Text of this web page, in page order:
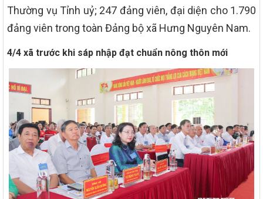
Thường vụ Tỉnh uỷ; 247 đảng viên, đại diện cho 1.790
đảng viên trong toàn Đảng bộ xã Hưng Nguyên Nam.
4/4 xã trước khi sáp nhập đạt chuẩn nông thôn mới